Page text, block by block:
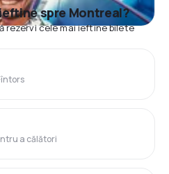
spre Montreal?
rezervi cele mai ieftine bilete
a călători